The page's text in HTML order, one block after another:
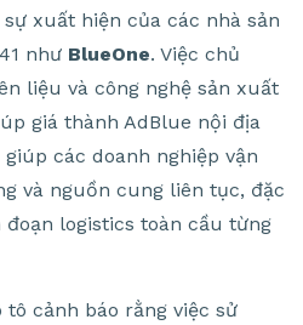
xuất hiện của các nhà sản
như BlueOne. Việc chủ
liệu và công nghệ sản xuất
giá thành AdBlue nội địa
các doanh nghiệp vận
và nguồn cung liên tục, đặc
logistics toàn cầu từng
tô cảnh báo rằng việc sử